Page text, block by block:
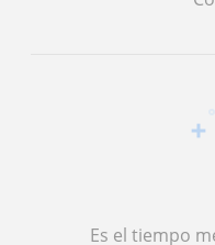
Es el tiempo